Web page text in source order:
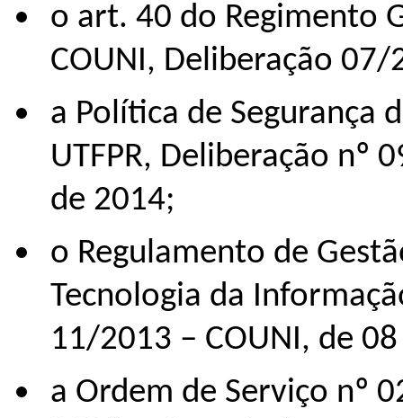
o art. 40 do Regimento
COUNI, Deliberação
a Política de Segurança
UTFPR, Deliberação nº
de 2014;
o Regulamento de
Tecnologia da
11/2013 – COUNI, de
a Ordem de Serviço nº